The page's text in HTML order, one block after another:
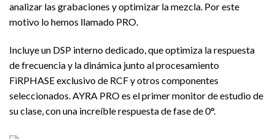
analizar las grabaciones y optimizar la mezcla. Por este
motivo lo hemos llamado PRO.
Incluye un DSP interno dedicado, que optimiza la respuesta
de frecuencia y la dinámica junto al procesamiento
FiRPHASE exclusivo de RCF y otros componentes
seleccionados. AYRA PRO es el primer monitor de estudio de
su clase, con una increíble respuesta de fase de 0°.